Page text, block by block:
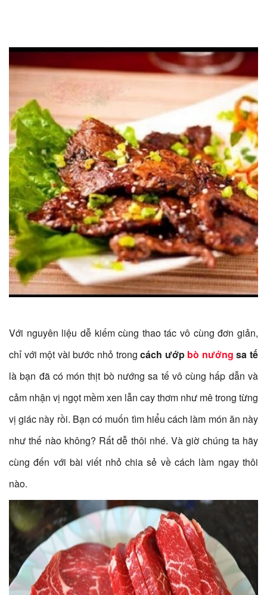
Với nguyên liệu dễ kiếm cùng thao tác vô cùng đơn giản,
chỉ với một vài bước nhỏ trongcách ướp bò nướng sa tế
là bạn đã có món thịt bò nướng sa tế vô cùng hấp dẫn và
cảm nhận vị ngọt mềm xen lẫn cay thơm như mê trong từng
vị giác này rồi. Bạn có muốn tìm hiểu cách làm món ăn này
như thế nào không? Rất dễ thôi nhé. Và giờ chúng ta hãy
cùng đến với bài viết nhỏ chia sẻ về cách làm ngay thôi
nào.